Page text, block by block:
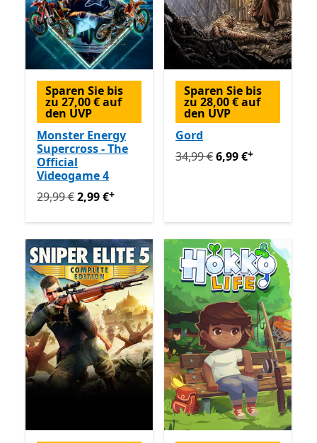
Sparen Sie bis
zu 27,00 € auf
den UVP
Monster Energy
Supercross - The
Official
Videogame 4
Ursprünglich 29,99 € jetzt 2,99 €
29,99 €2,99 €+
Sparen Sie bis
zu 28,00 € auf
den UVP
Gord
Ursprünglich 34,99 € jetzt
34,99 €6,99 €+